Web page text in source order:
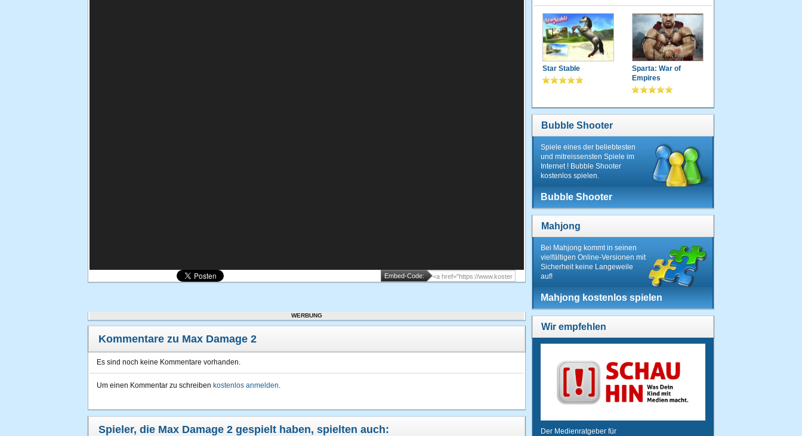
Embed-Code:
WERBUNG
Kommentare zu Max Damage 2
Es sind noch keine Kommentare vorhanden.
Um einen Kommentar zu schreiben kostenlos anmelden.
Spieler, die Max Damage 2 gespielt haben, spielten auch:
Star Stable
Sparta: War of
Empires
Bubble Shooter
Spiele eines der beliebtesten
und mitreissensten Spiele im
Internet ! Bubble Shooter
kostenlos spielen.
Bubble Shooter
Mahjong
Bei Mahjong kommt in seinen
vielfältigen Online-Versionen mit
Sicherheit keine Langeweile
auf!
Mahjong kostenlos spielen
Wir empfehlen
Der Medienratgeber für